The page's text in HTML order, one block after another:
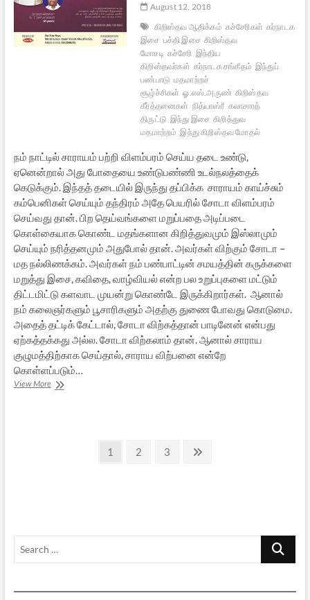
August 12, 2018
கிறிஸ்தவ ஆதிக்கம் கச்சேரிகள் கர்நாடக
இசை பக்தி இசை கிறிஸ்தவ
மோசடி கச்சேரி இந்திய
கிறிஸ்தவர்கள் கர்நாடக சங்கீதம் இந்துப்
பண்பாடு மதமாற்றச்
சூழ்ச்சிகள் ஓ.எஸ்.அருண் கிறிஸ்தவ
கீர்த்தனைகள் நித்யாஸ்ரீ கலாசாரத்
திருட்டு இந்து இசை கிறித்துவ
மதமாற்றம் இந்து கிறிஸ்தவ மோதல்
நம் நாட்டில் சாராயம் பற்றி விளம்பரம் செய்ய தடை உண்டு,
ஏனென்றால் அது போதையை உண்டுபண்ணி உடல்நலத்தைக்
கெடுக்கும். இந்தத் தடையில் இருந்து தப்பிக்க சாராயம் காய்ச்சும்
கம்பெனிகள் செய்யும் தந்திரம் அதே பெயரில் சோடா விளம்பரம்
செய்வது தான். பிற தெய்வங்களை மறுப்பதை அடிப்படை
கொள்கையாக கொண்ட மதங்களான கிறித்துவமும் இஸ்லாமும்
செய்யும் நரித்தனமும் அதுபோல் தான். அவர்கள் விற்கும் சோடா –
மத நல்லிணக்கம். அவர்கள் நம் பண்பாட்டின் சமயத்தின் கருக்களை
மறுத்து இசை, கவிதை, வாழ்வியல் என்ற பல உறுப்புகளை மட்டும்
திட்டமிட்டு களவாட முயன்று கொண்டே இருக்கிறார்கள். ஆனால்
நம் கலைஞர்களும் பூசாரிகளும் அதற்கு துணை போவது கொடுமை.
அதைத் தட்டிக் கேட்டால், சோடா விற்கத்தான் பாடினேன் என்பது
ஏற்கத்தக்கது அல்ல. சோடா விற்கலாம் தான். ஆனால் சாராய
குழுமத்திற்காக செய்தால், சாராய விற்பனை என்றே
கொள்ளப்படும்…
View Moreகிறிஸ்தவத்தின்
Page
1 Page
2 Page
3
Next
Search